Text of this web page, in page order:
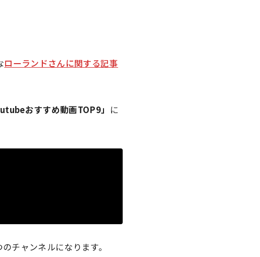
ローランドさんに関する記事
おすすめ動画TOP9」 に
チャンネルになります。